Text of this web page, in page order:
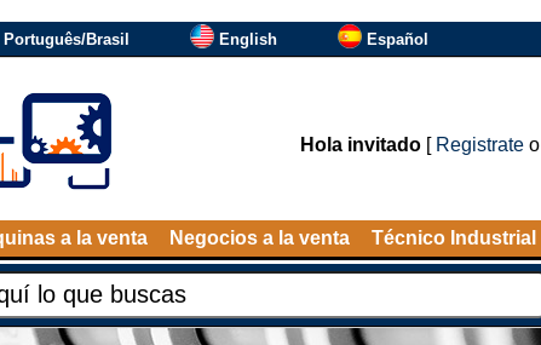
Português/Brasil English Español
Hola invitado[ Registrateo
a la venta Negocios a la venta Técnico Industrial